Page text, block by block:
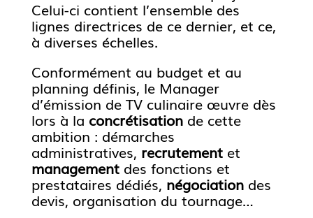
Celui-ci contient l’ensemble des
lignes directrices de ce dernier, et ce,
à diverses échelles.
Conformément au budget et au
planning définis, le Manager
d’émission de TV culinaire œuvre dès
lors à la concrétisationde cette
ambition : démarches
administratives, recrutementet
managementdes fonctions et
prestataires dédiés, négociationdes
devis, organisation du tournage…